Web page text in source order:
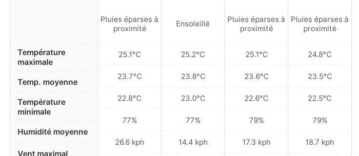
Température
maximale
Temp. moyenne
Température
minimale
Humidité moyenne
Vent maximal
Pluies éparses à
proximité
25.1°C
23.7°C
22.8°C
77%
26.6 kph
Ensoleillé
25.2°C
23.8°C
23.0°C
77%
14.4 kph
Pluies éparses à
proximité
25.1°C
23.6°C
22.6°C
79%
17.3 kph
Pluies éparses à
proximité
24.8°C
23.5°C
22.5°C
79%
18.7 kph